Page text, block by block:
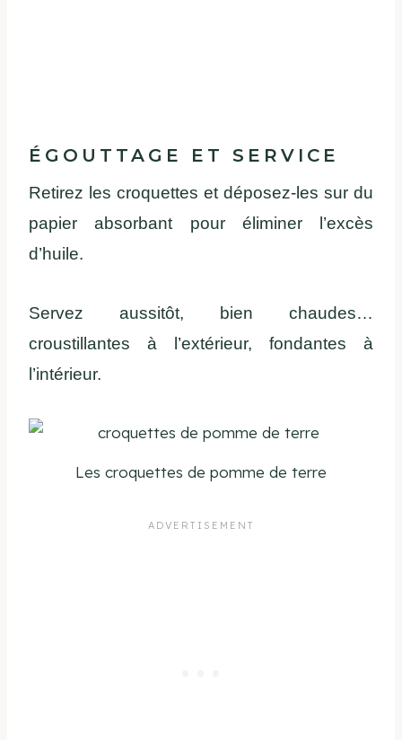
ÉGOUTTAGE ET SERVICE
Retirez les croquettes et déposez-les sur du
papier absorbant pour éliminer l’excès
d’huile.
Servez aussitôt, bien chaudes…
croustillantes à l’extérieur, fondantes à
l’intérieur.
Les croquettes de pomme de terre